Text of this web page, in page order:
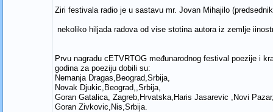
Ziri festivala radio je u sastavu mr. Jovan Mihajilo
nekoliko hiljada radova od vise stotina autora iz zemlje
Prvu nagradu cETVRTOG međunarodnog festival poezije i
godina za poeziju dobili su:
Nemanja Dragas,Beograd,Srbija,
Novak Djukic,Beograd,,Srbija,
Goran Gatalica, Zagreb,Hrvatska,Haris Jasarevic ,Novi
Goran Zivkovic,Nis,Srbija.